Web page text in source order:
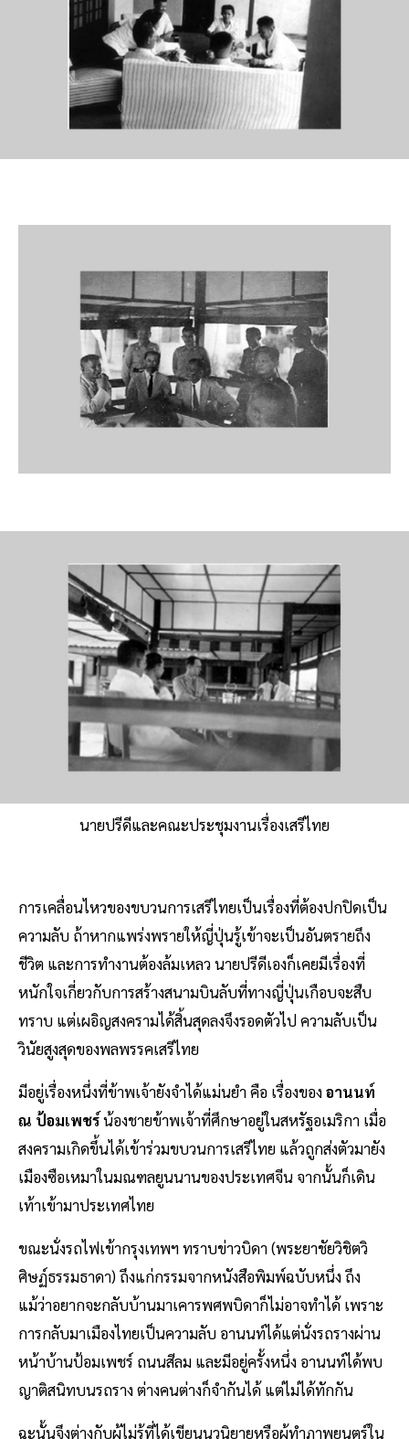
นายปรีดีและคณะประชุมงานเรื่องเสรีไทย
การเคลื่อนไหวของขบวนการเสรีไทยเป็นเรื่องที่ต้องปกปิดเป็น
ความลับ ถ้าหากแพร่งพรายให้ญี่ปุ่นรู้เข้าจะเป็นอันตรายถึง
ชีวิต และการทำงานต้องล้มเหลว นายปรีดีเองก็เคยมีเรื่องที่
หนักใจเกี่ยวกับการสร้างสนามบินลับที่ทางญี่ปุ่นเกือบจะสืบ
ทราบ แต่เผอิญสงครามได้สิ้นสุดลงจึงรอดตัวไป ความลับเป็น
วินัยสูงสุดของพลพรรคเสรีไทย
มีอยู่เรื่องหนึ่งที่ข้าพเจ้ายังจำได้แม่นยำ คือ เรื่องของอานนท์
ณ ป้อมเพชร์น้องชายข้าพเจ้าที่ศึกษาอยู่ในสหรัฐอเมริกา เมื่อ
สงครามเกิดขึ้นได้เข้าร่วมขบวนการเสรีไทย แล้วถูกส่งตัวมายัง
เมืองซือเหมาในมณฑลยูนนานของประเทศจีน จากนั้นก็เดิน
เท้าเข้ามาประเทศไทย
ขณะนั่งรถไฟเข้ากรุงเทพฯ ทราบข่าวบิดา (พระยาชัยวิชิตวิ
ศิษฏ์ธรรมธาดา) ถึงแก่กรรมจากหนังสือพิมพ์ฉบับหนึ่ง ถึง
แม้ว่าอยากจะกลับบ้านมาเคารพศพบิดาก็ไม่อาจทำได้ เพราะ
การกลับมาเมืองไทยเป็นความลับ อานนท์ได้แต่นั่งรถรางผ่าน
หน้าบ้านป้อมเพชร์ ถนนสีลม และมีอยู่ครั้งหนึ่ง อานนท์ได้พบ
ญาติสนิทบนรถราง ต่างคนต่างก็จำกันได้ แต่ไม่ได้ทักกัน
ฉะนั้นจึงต่างกับผู้ไม่รู้ที่ได้เขียนนวนิยายหรือผู้ทำภาพยนตร์ใน